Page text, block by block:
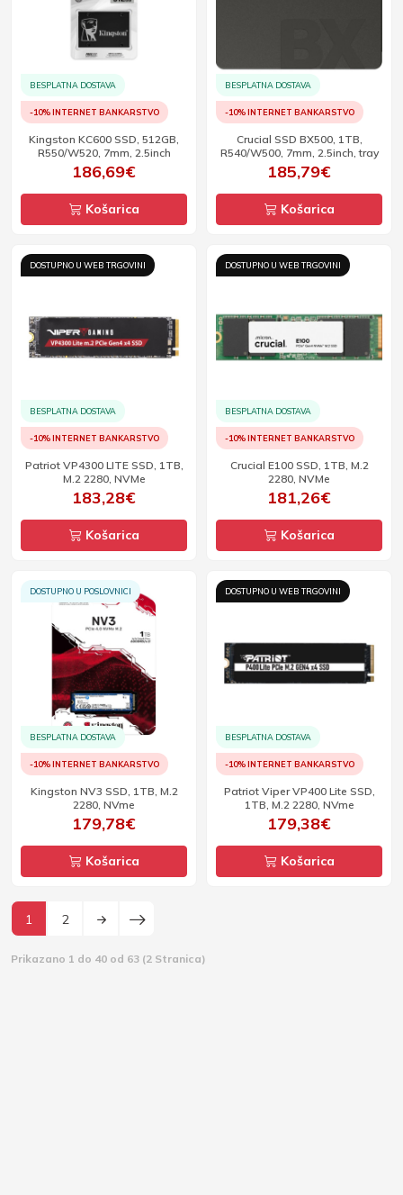
BESPLATNA DOSTAVA
-10% INTERNET BANKARSTVO
Kingston KC600 SSD, 512GB,
R550/W520, 7mm, 2.5inch
186,69€
Košarica
BESPLATNA DOSTAVA
-10% INTERNET BANKARSTVO
Crucial SSD BX500, 1TB,
R540/W500, 7mm, 2.5inch, tray
185,79€
Košarica
DOSTUPNO U WEB TRGOVINI
BESPLATNA DOSTAVA
-10% INTERNET BANKARSTVO
Patriot VP4300 LITE SSD, 1TB,
M.2 2280, NVMe
183,28€
Košarica
DOSTUPNO U WEB TRGOVINI
BESPLATNA DOSTAVA
-10% INTERNET BANKARSTVO
Crucial E100 SSD, 1TB, M.2
2280, NVMe
181,26€
Košarica
DOSTUPNO U POSLOVNICI
BESPLATNA DOSTAVA
-10% INTERNET BANKARSTVO
Kingston NV3 SSD, 1TB, M.2
2280, NVme
179,78€
Košarica
DOSTUPNO U WEB TRGOVINI
BESPLATNA DOSTAVA
-10% INTERNET BANKARSTVO
Patriot Viper VP400 Lite SSD,
1TB, M.2 2280, NVme
179,38€
Košarica
1 2
Prikazano 1 do 40 od 63 (2 Stranica)